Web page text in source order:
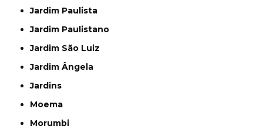
Jardim Paulista
Jardim Paulistano
Jardim São Luiz
Jardim Ângela
Jardins
Moema
Morumbi